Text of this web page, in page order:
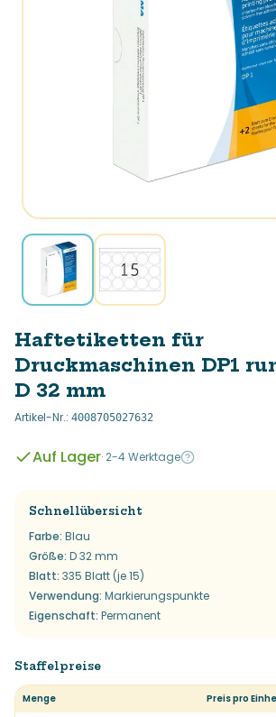
Haftetiketten für
Druckmaschinen DP1
D 32 mm
Artikel-Nr.: 4008705027632
Auf Lager· 2-4 Werktage
Schnellübersicht
Farbe: Blau
Größe: D 32 mm
Blatt: 335 Blatt (je 15)
Verwendung: Markierungspunkte
Eigenschaft: Permanent
Staffelpreise
Menge Preis pro